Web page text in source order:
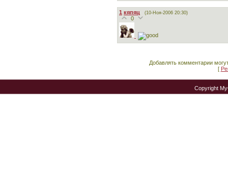
1 кяпяц (10-Ноя-2006 20:30)
0
Добавлять комментарии
[
Copyright